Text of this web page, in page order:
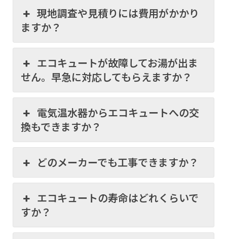
現地調査や見積りには費用がかかり
ますか？
エコキュートが故障してお湯が出ま
せん。早急に対応してもらえますか？
電気温水器からエコキュートへの交
換もできますか？
どのメーカーでも工事できますか？
エコキュートの寿命はどれくらいで
すか？